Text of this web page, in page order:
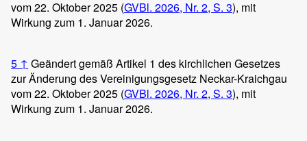
vom 22. Oktober 2025 (GVBl. 2026, Nr. 2, S. 3), mit
Wirkung zum 1. Januar 2026.
5 ↑ Geändert gemäß Artikel 1 des kirchlichen Gesetzes
zur Änderung des Vereinigungsgesetz Neckar-Kraichgau
vom 22. Oktober 2025 (GVBl. 2026, Nr. 2, S. 3), mit
Wirkung zum 1. Januar 2026.